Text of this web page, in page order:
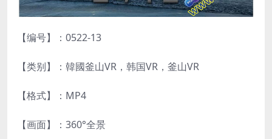
【编号】：0522-13
【类别】：韓國釜山VR，韩国VR，釜山VR
【格式】：MP4
【画面】：360°全景